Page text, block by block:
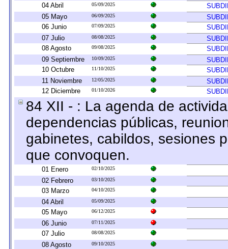
04 Abril
05/09/2025
05 Mayo
06/09/2025
06 Junio
07/09/2025
07 Julio
08/08/2025
08 Agosto
09/08/2025
09 Septiembre
10/09/2025
10 Octubre
11/10/2025
11 Noviembre
12/05/2025
12 Diciembre
01/10/2026
84 XII - : La agenda de
dependencias públicas,
gabinetes, cabildos, sesiones
que convoquen.
01 Enero 02/10/2025
02 Febrero 03/10/2025
03 Marzo 04/10/2025
04 Abril 05/09/2025
05 Mayo 06/12/2025
06 Junio 07/11/2025
07 Julio 08/08/2025
08 Agosto 09/10/2025